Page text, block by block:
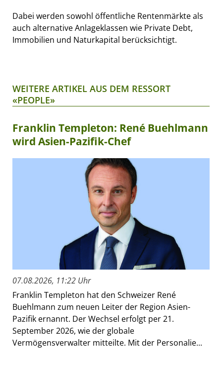
Dabei werden sowohl öffentliche Rentenmärkte als
auch alternative Anlageklassen wie Private Debt,
Immobilien und Naturkapital berücksichtigt.
WEITERE ARTIKEL AUS DEM RESSORT
«PEOPLE»
Franklin Templeton: René Buehlmann
wird Asien-Pazifik-Chef
07.08.2026, 11:22 Uhr
Franklin Templeton hat den Schweizer René
Buehlmann zum neuen Leiter der Region Asien-
Pazifik ernannt. Der Wechsel erfolgt per 21.
September 2026, wie der globale
Vermögensverwalter mitteilte. Mit der Personalie...